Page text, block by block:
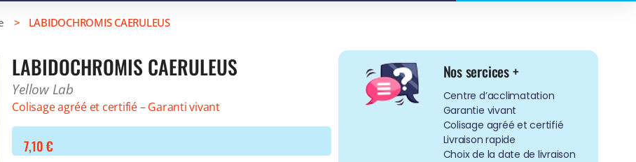
> LABIDOCHROMIS CAERULEUS
LABIDOCHROMIS CAERULEUS
Yellow Lab
Colisage agréé et certifié – Garanti vivant
7,10€
Nos sercices +
Centre d’acclimatation
Garantie vivant
Colisage agréé et certifié
Livraison rapide
Choix de la date de livraison